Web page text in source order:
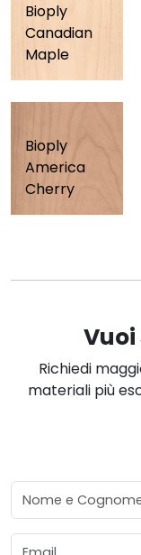
Bioply
Canadian
Maple
Bioply
America
Cherry
Richiedi
materiali più
Nome e Cognome
Email